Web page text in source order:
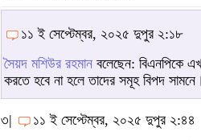
১১ ই সেপ্টেম্বর, ২০২৫ দুপুর ২:১৮
সৈয়দ মশিউর রহমান বলেছেন: বিএনপিকে
করতে হবে না হলে তাদের সমূহ বিপদ সামনে।
৩|
১১ ই সেপ্টেম্বর, ২০২৫ দুপুর ২:৪৪